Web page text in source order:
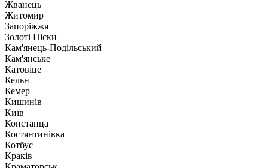
Жванець
Житомир
Запоріжжя
Золоті Піски
Кам'янець-Подільський
Кам'янське
Катовіце
Кельн
Кемер
Кишинів
Київ
Констанца
Костянтинівка
Котбус
Краків